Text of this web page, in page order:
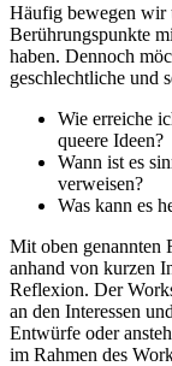
Häufig bewegen wir
Berührungspunkte
haben. Dennoch
geschlechtliche und
Wie erreiche
queere Ideen?
Wann ist es
verweisen?
Was kann es
Mit oben genannten
anhand von kurzen
Reflexion. Der
an den Interessen
Entwürfe oder
im Rahmen des